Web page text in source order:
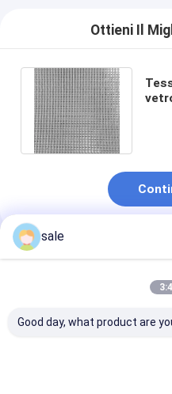
Ottieni Il
Prodotti Raccomandati
sale
Good day, what product are